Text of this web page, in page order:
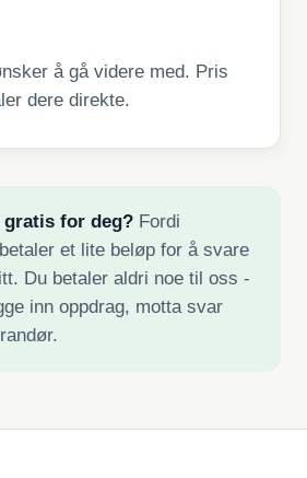
å gå videre med. Pris
dere direkte.
for deg?Fordi
et lite beløp for å svare
Du betaler aldri noe til oss -
inn oppdrag, motta svar